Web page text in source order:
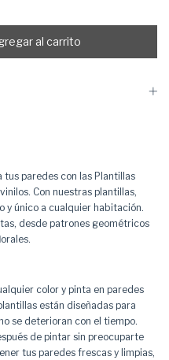
tus paredes con las Plantillas
Con nuestras plantillas,
y único a cualquier habitación.
desde patrones geométricos
color y pinta en paredes
están diseñadas para
se deterioran con el tiempo.
de pintar sin preocuparte
tus paredes frescas y limpias,